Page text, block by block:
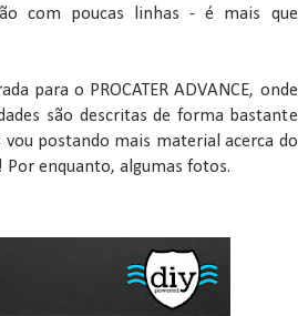
com poucas linhas - é mais que
para o PROCATER ADVANCE, onde
são descritas de forma bastante
postando mais material acerca do
enquanto, algumas fotos.